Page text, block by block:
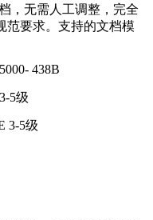
，无需人工调整，完全
范要求。支持的文档模
438B
5级
3-5级